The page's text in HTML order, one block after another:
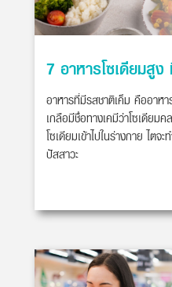
อาหารที่มีรสชาติเค็ม คืออาห
เกลือมีชื่อทางเคมีว่าโซเดียม
โซเดียมเข้าไปในร่างกาย ไต
ปัสสาวะ